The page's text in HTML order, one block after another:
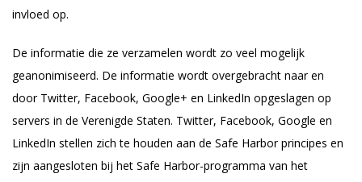
invloed op.
De informatie die ze verzamelen wordt zo veel mogelijk
geanonimiseerd. De informatie wordt overgebracht naar en
door Twitter, Facebook, Google+ en LinkedIn opgeslagen op
servers in de Verenigde Staten. Twitter, Facebook, Google en
LinkedIn stellen zich te houden aan de Safe Harbor principes en
zijn aangesloten bij het Safe Harbor-programma van het